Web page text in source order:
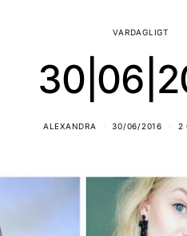
VARDAGLIGT
ALEXANDRA 30/06/2016 2